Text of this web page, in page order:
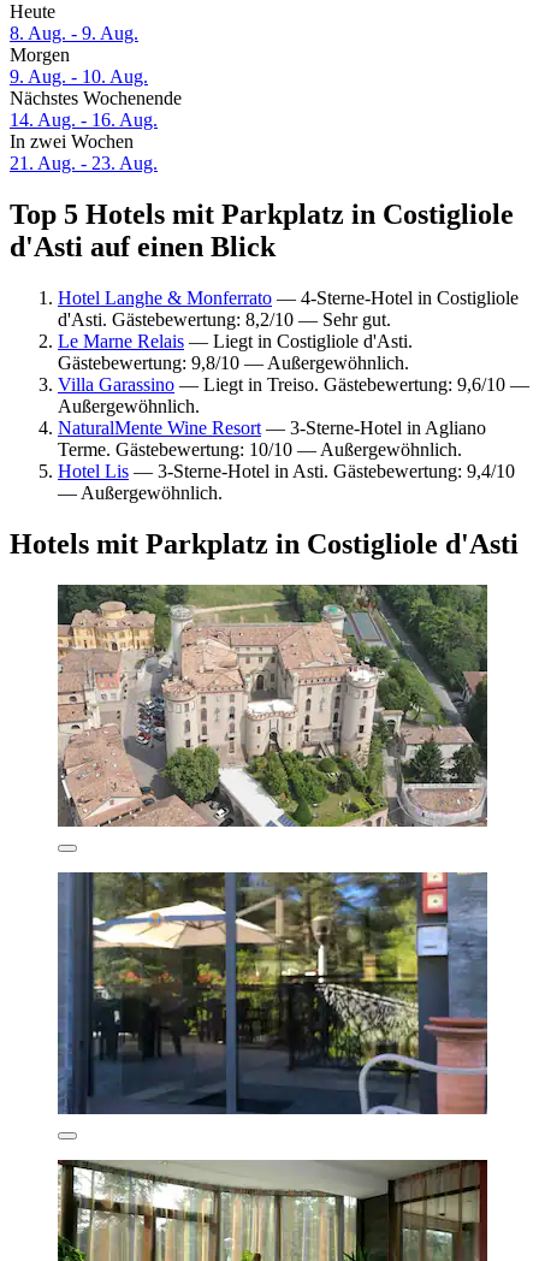
Heute
8. Aug. - 9. Aug.
Morgen
9. Aug. - 10. Aug.
Nächstes Wochenende
14. Aug. - 16. Aug.
In zwei Wochen
21. Aug. - 23. Aug.
Top 5 Hotels mit Parkplatz in Costigliole
d'Asti auf einen Blick
Hotel Langhe & Monferrato — 4-Sterne-Hotel in Costigliole
d'Asti. Gästebewertung: 8,2/10 — Sehr gut.
Le Marne Relais — Liegt in Costigliole d'Asti.
Gästebewertung: 9,8/10 — Außergewöhnlich.
Villa Garassino — Liegt in Treiso. Gästebewertung: 9,6/10 —
Außergewöhnlich.
NaturalMente Wine Resort — 3-Sterne-Hotel in Agliano
Terme. Gästebewertung: 10/10 — Außergewöhnlich.
Hotel Lis — 3-Sterne-Hotel in Asti. Gästebewertung: 9,4/10
— Außergewöhnlich.
Hotels mit Parkplatz in Costigliole d'Asti